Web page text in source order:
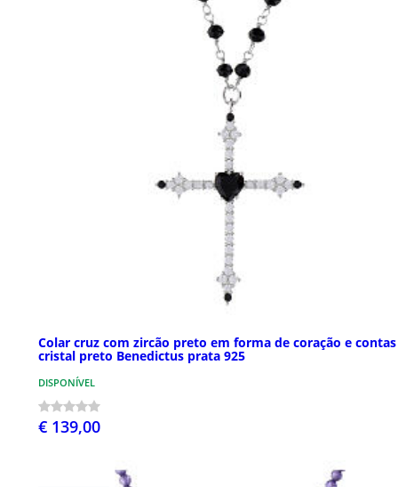
Colar cruz com zircão preto em forma de coração e
cristal preto Benedictus prata 925
DISPONÍVEL
€ 139,00